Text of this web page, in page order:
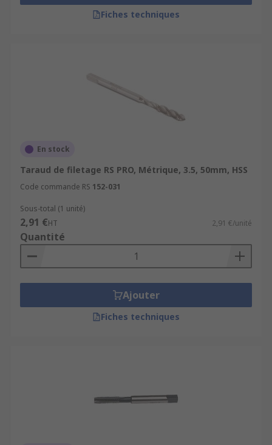
Fiches techniques
En stock
Taraud de filetage RS PRO, Métrique, 3.5, 50mm, HSS
Code commande RS 152-031
Sous-total (1 unité)
2,91 €HT 2,91 €/unité
Quantité
Ajouter
Fiches techniques